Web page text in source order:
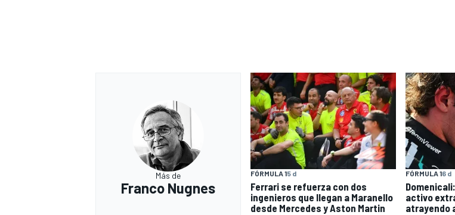
Más de
Franco Nugnes
FÓRMULA 15 d
Ferrari se refuerza con dos
ingenieros que llegan a Maranello
desde Mercedes y Aston Martin
FÓRMULA 16 d
activo
atrayendo